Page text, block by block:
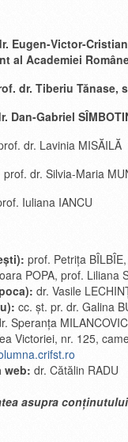
Eugen-Victor-Cristian
al Academiei
dr. Tiberiu Tănase,
Dan-Gabriel
dr. Lavinia MISĂILĂ
dr. Silvia-Maria
Iuliana IANCU
prof. Petriţa
POPA, prof. Liliana
dr. Vasile
cc. șt. pr. dr. Galina
Speranţa
Victoriei, nr. 125,
web: dr. Cătălin RADU
asupra